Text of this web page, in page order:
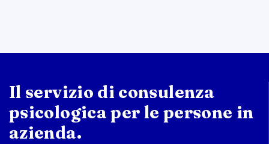
Il servizio di consulenza
psicologica per le persone in
azienda.